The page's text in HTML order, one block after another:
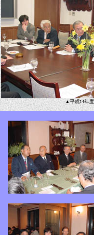
▲平成14年